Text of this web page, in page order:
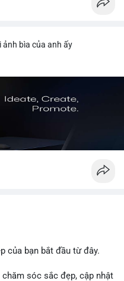
bìa của anh ấy
của bạn bắt đầu từ đây.
sóc sắc đẹp, cập nhật